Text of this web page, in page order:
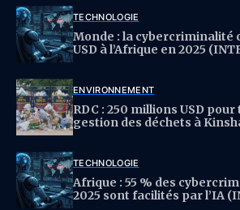
TECHNOLOGIE
Monde : la cybercriminalité
USD à l’Afrique en 2025
ENVIRONNEMENT
RDC : 250 millions USD
gestion des déchets à
TECHNOLOGIE
Afrique : 55 % des
2025 sont facilités par l’IA